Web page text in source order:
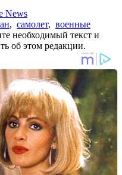
News
, самолет, военные
необходимый текст и
об этом редакции.